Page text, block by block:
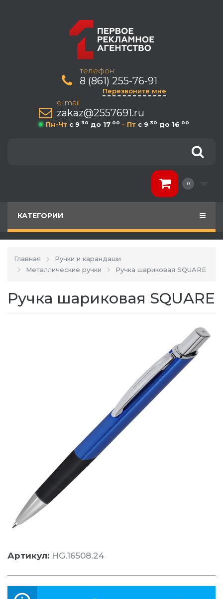
телефон:
8 (861) 255-76-91
Перезвоните мне
e-mail
zakaz@2557691.ru
Пн-Чт c 9 30 до 17 00 - Пт c 9 30 до 16 00
0
КАТЕГОРИИ
Главная
Ручки и карандаши
Металлические ручки
Ручка шариковая SQUARE
Ручка шариковая SQUARE
Артикул: HG.16508.24